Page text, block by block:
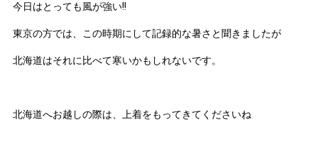
今日はとっても風が強い!!
東京の方では、この時期にして記録的な暑さと聞きましたが
北海道はそれに比べて寒いかもしれないです。
北海道へお越しの際は、上着をもってきてくださいね